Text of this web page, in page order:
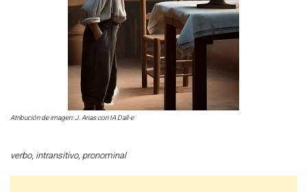
Atribución de imagen: J. Arias con IA Dall-e
verbo, intransitivo, pronominal